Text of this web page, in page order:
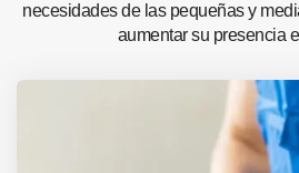
necesidades de las pequeñas y
aumentar su presencia